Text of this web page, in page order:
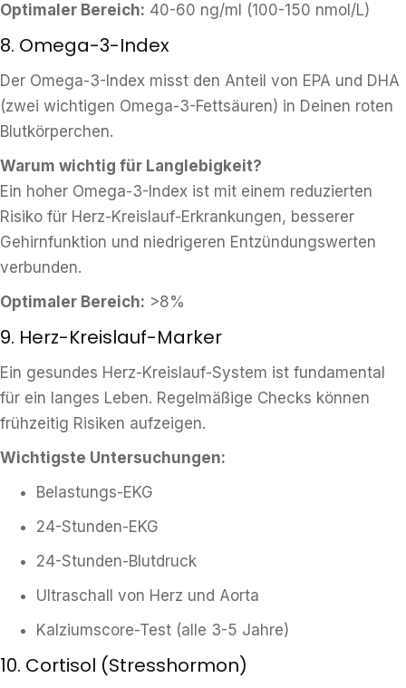
Optimaler Bereich: 40-60 ng/ml (100-150 nmol/L)
8. Omega-3-Index
Der Omega-3-Index misst den Anteil von EPA und DHA
(zwei wichtigen Omega-3-Fettsäuren) in Deinen roten
Blutkörperchen.
Warum wichtig für Langlebigkeit?
Ein hoher Omega-3-Index ist mit einem reduzierten
Risiko für Herz-Kreislauf-Erkrankungen, besserer
Gehirnfunktion und niedrigeren Entzündungswerten
verbunden.
Optimaler Bereich: >8%
9. Herz-Kreislauf-Marker
Ein gesundes Herz-Kreislauf-System ist fundamental
für ein langes Leben. Regelmäßige Checks können
frühzeitig Risiken aufzeigen.
Wichtigste Untersuchungen:
Belastungs-EKG
24-Stunden-EKG
24-Stunden-Blutdruck
Ultraschall von Herz und Aorta
Kalziumscore-Test (alle 3-5 Jahre)
10. Cortisol (Stresshormon)